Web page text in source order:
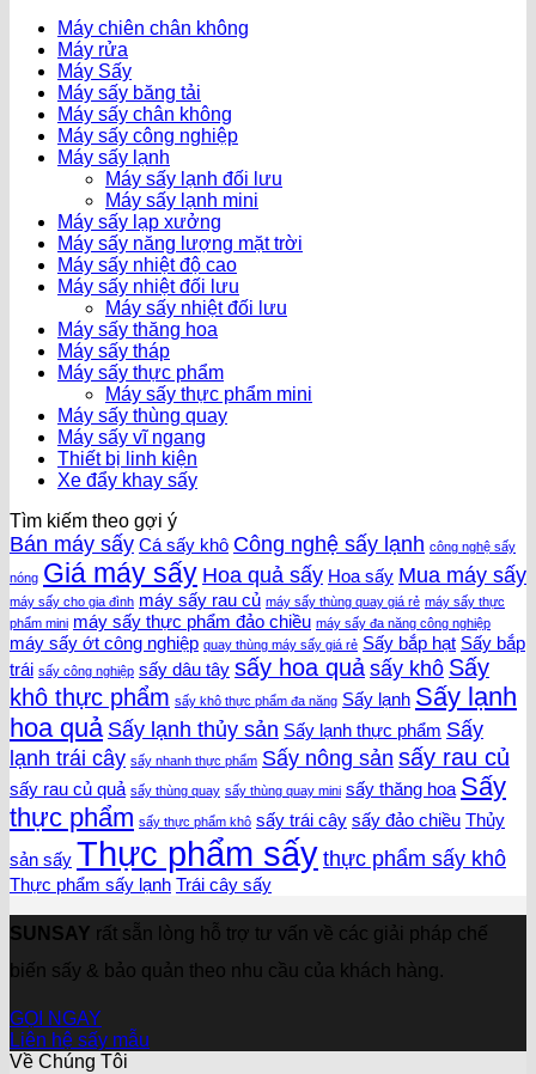
Máy chiên chân không
Máy rửa
Máy Sấy
Máy sấy băng tải
Máy sấy chân không
Máy sấy công nghiệp
Máy sấy lạnh
Máy sấy lạnh đối lưu
Máy sấy lạnh mini
Máy sấy lạp xưởng
Máy sấy năng lượng mặt trời
Máy sấy nhiệt độ cao
Máy sấy nhiệt đối lưu
Máy sấy nhiệt đối lưu
Máy sấy thăng hoa
Máy sấy tháp
Máy sấy thực phẩm
Máy sấy thực phẩm mini
Máy sấy thùng quay
Máy sấy vĩ ngang
Thiết bị linh kiện
Xe đẩy khay sấy
Tìm kiếm theo gợi ý
Bán máy sấy Cá sấy khô Công nghệ sấy lạnh công nghệ sấy
nóng Giá máy sấy Hoa quả sấy Hoa sấy Mua máy sấy
máy sấy cho gia đình máy sấy rau củ máy sấy thùng quay giá rẻ máy sấy thực
phẩm mini máy sấy thực phẩm đảo chiều máy sấy đa năng công nghiệp
máy sấy ớt công nghiệp quay thùng máy sấy giá rẻ Sấy bắp hạt Sấy bắp
trái sấy công nghiệp sấy dâu tây sấy hoa quả sấy khô Sấy
khô thực phẩm sấy khô thực phẩm đa năng Sấy lạnh Sấy lạnh
hoa quả Sấy lạnh thủy sản Sấy lạnh thực phẩm Sấy
lạnh trái cây sấy nhanh thực phẩm Sấy nông sản sấy rau củ
sấy rau củ quả sấy thùng quay sấy thùng quay mini sấy thăng hoa Sấy
thực phẩm sấy thực phẩm khô sấy trái cây sấy đảo chiều Thủy
sản sấy Thực phẩm sấy thực phẩm sấy khô
Thực phẩm sấy lạnh Trái cây sấy
SUNSAY rất sẵn lòng hỗ trợ tư vấn về các giải pháp chế
biến sấy & bảo quản theo nhu cầu của khách hàng.
GỌI NGAY
Liên hệ sấy mẫu
Về Chúng Tôi